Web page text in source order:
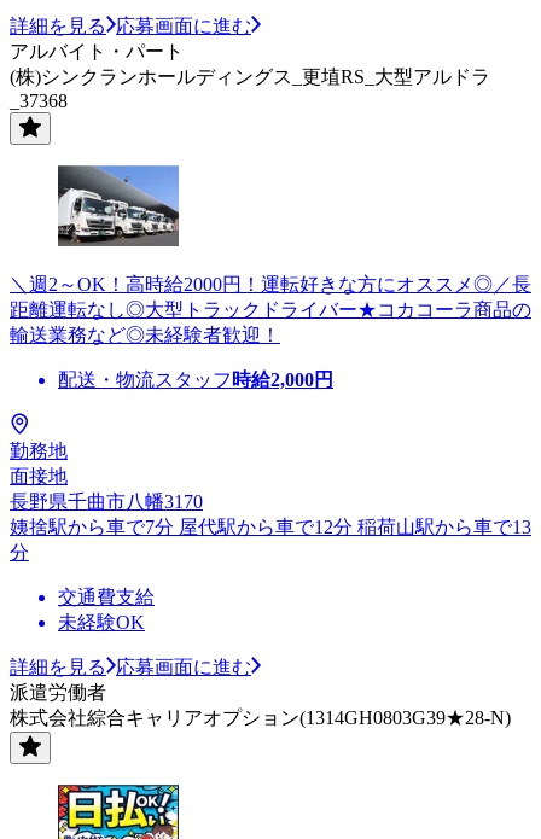
詳細を見る
応募画面に進む
アルバイト・パート
(株)シンクランホールディングス_更埴RS_大型アルドラ
_37368
＼週2～OK！高時給2000円！運転好きな方にオススメ◎／長
距離運転なし◎大型トラックドライバー★コカコーラ商品の
輸送業務など◎未経験者歓迎！
配送・物流スタッフ 時給2,000円
勤務地
面接地
長野県千曲市八幡3170
姨捨駅から車で7分 屋代駅から車で12分 稲荷山駅から車で13
分
交通費支給
未経験OK
詳細を見る
応募画面に進む
派遣労働者
株式会社綜合キャリアオプション(1314GH0803G39★28-N)